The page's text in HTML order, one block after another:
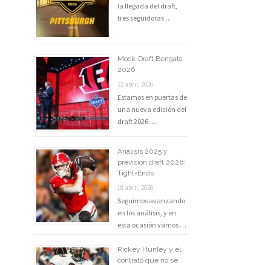
la llegada del draft,
tres seguidoras …
Mock-Draft Bengals
2026
22 abril, 2026
Estamos en puertas de
una nueva edición del
draft 2026. …
Análisis 2025 y
previsión draft 2026:
Tight-Ends
18 abril, 2026
Seguimos avanzando
en los análisis, y en
esta ocasión vamos …
Rickey Hunley y el
contrato que no se